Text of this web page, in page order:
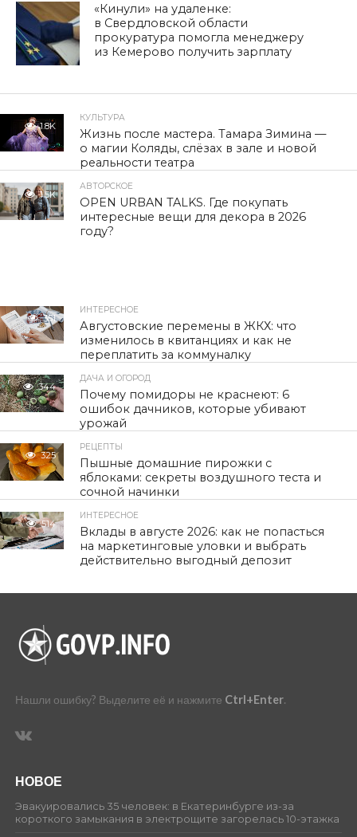
«Кинули» на удаленке:
в Свердловской области
прокуратура помогла менеджеру
из Кемерово получить зарплату
1.8K
КУЛЬТУРА
Жизнь после мастера. Тамара Зимина —
о магии Коляды, слёзах в зале и новой
реальности театра
1.5K
АВТОРСКОЕ
OPEN URBAN TALKS. Где покупать
интересные вещи для декора в 2026
году?
351
ИНТЕРЕСНОЕ
Августовские перемены в ЖКХ: что
изменилось в квитанциях и как не
переплатить за коммуналку
344
ДАЧА И ОГОРОД
Почему помидоры не краснеют: 6
ошибок дачников, которые убивают
урожай
325
РЕЦЕПТЫ
Пышные домашние пирожки с
яблоками: секреты воздушного теста и
сочной начинки
514
ИНТЕРЕСНОЕ
Вклады в августе 2026: как не попасться
на маркетинговые уловки и выбрать
действительно выгодный депозит
Нашли ошибку? Выделите её и нажмите Ctrl+Enter.
НОВОЕ
Эвакуировались 35 человек: в Екатеринбурге из-за
короткого замыкания в электрощите загорелась 10-этажка